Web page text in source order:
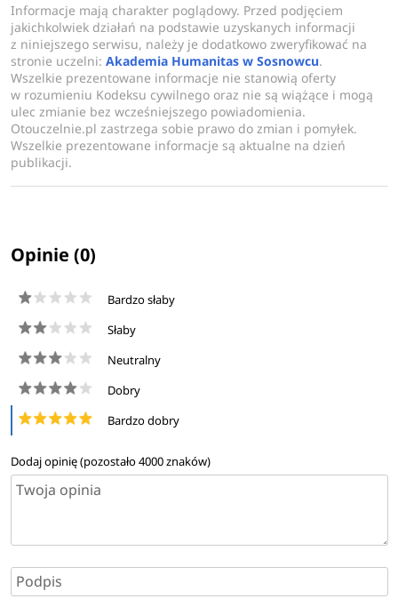
organizacji internetowych aplikacji wielowarstwowych,
zasady konstruowania aplikacji mobilnych i wbudowanych
czy metody i techniki sztucznej inteligencji.
Absolwenci informatyki mogą znaleźć zatrudnienie na
stanowiskach pracowników działów IT, kierowników
działów IT, jak również mogą prowadzić własną
działalność.
Informacje mają charakter poglądowy. Przed podjęciem
jakichkolwiek działań na podstawie uzyskanych informacji
z niniejszego serwisu, należy je dodatkowo zweryfikować na
stronie uczelni:Akademia Humanitas w Sosnowcu.
Wszelkie prezentowane informacje nie stanowią oferty
w rozumieniu Kodeksu cywilnego oraz nie są wiążące i mogą
ulec zmianie bez wcześniejszego powiadomienia.
Otouczelnie.pl zastrzega sobie prawo do zmian i pomyłek.
Wszelkie prezentowane informacje są aktualne na dzień
publikacji.
Opinie (0)
Bardzo słaby
Słaby
Neutralny
Dobry
Bardzo dobry
Dodaj opinię (pozostało4000znaków)